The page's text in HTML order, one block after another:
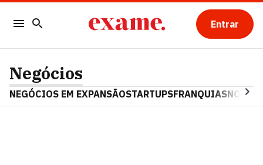
Entrar
Negócios
NEGÓCIOS EM EXPANSÃOSTARTUPSFRANQUIAS